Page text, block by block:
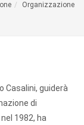
Organizzazione
Casalini, guiderà
di
1982, ha